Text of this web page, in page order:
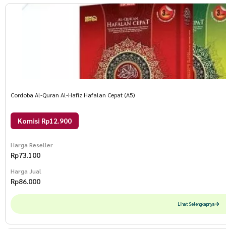
Cordoba Al-Quran Al-Hafiz Hafalan Cepat (A5)
Komisi Rp12.900
Harga Reseller
Rp73.100
Harga Jual
Rp86.000
Lihat Selengkapnya